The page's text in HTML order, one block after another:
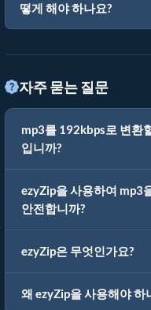
떻게 해야 하나요?
자주 묻는 질문
mp3를 192kbps로 변환
입니까?
ezyZip을 사용하여 mp3
안전합니까?
ezyZip은 무엇인가요?
왜 ezyZip을 사용해야 하